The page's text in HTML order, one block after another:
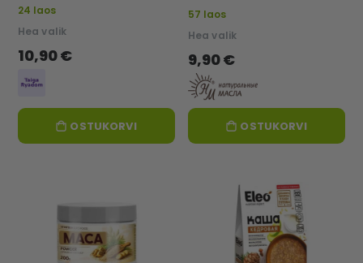
24 laos
Hea valik
10,90 €
OSTUKORVI
57 laos
Hea valik
9,90 €
OSTUKORVI